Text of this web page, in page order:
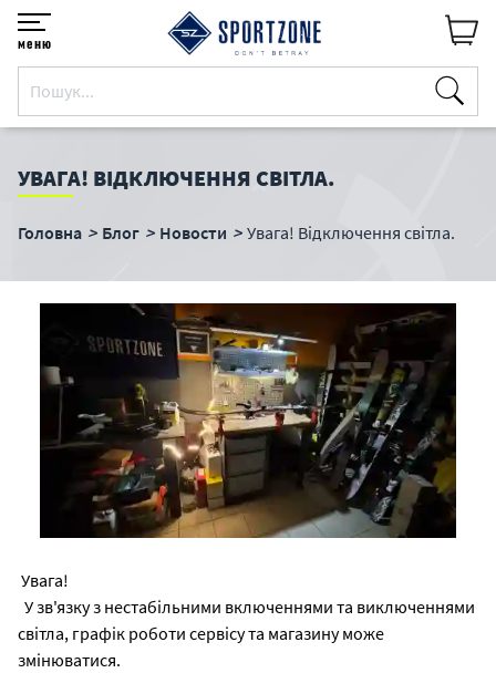
меню
УВАГА! ВІДКЛЮЧЕННЯ СВІТЛА.
Головна Блог Новости Увага! Відключення світла.
Увага!
У зв'язку з нестабільними включеннями та виключеннями
світла, графік роботи сервісу та магазину може
змінюватися.